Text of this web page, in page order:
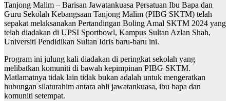
Tanjong Malim – Barisan Jawatankuasa Persatuan Ibu Bapa dan
Guru Sekolah Kebangsaan Tanjong Malim (PIBG SKTM) telah
sepakat melaksanakan Pertandingan Boling Amal SKTM 2024 yang
telah diadakan di UPSI Sportbowl, Kampus Sultan Azlan Shah,
Universiti Pendidikan Sultan Idris baru-baru ini.
Program ini julung kali diadakan di peringkat sekolah yang
melibatkan komuniti di bawah kepimpinan PIBG SKTM.
Matlamatnya tidak lain tidak bukan adalah untuk mengeratkan
hubungan silaturahim antara ahli jawatankuasa, ibu bapa dan
komuniti setempat.